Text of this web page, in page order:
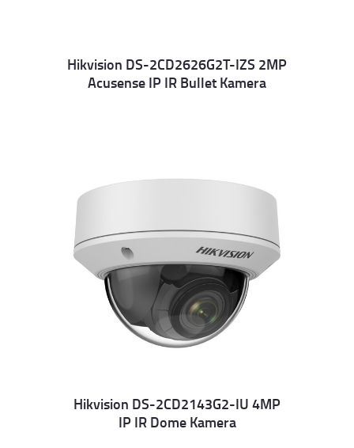
Details
Hikvision DS-2CD2626G2T-IZS 2MP
Acusense IP IR Bullet Kamera
Details
Hikvision DS-2CD2143G2-IU 4MP
IP IR Dome Kamera